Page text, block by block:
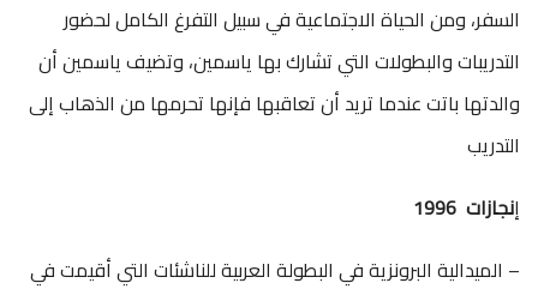
السفر، ومن الحياة الاجتماعية في سبيل التفرغ الكامل لحضور
التدريبات والبطولات التي تشارك بها ياسمين، وتضيف ياسمين أن
والدتها باتت عندما تريد أن تعاقبها فإنها تحرمها من الذهاب إلى
التدريب
إنجازات 1996
– الميدالية البرونزية في البطولة العربية للناشئات التي أقيمت في